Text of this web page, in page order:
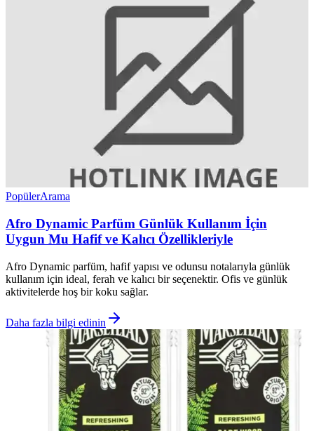
PopülerArama
Afro Dynamic Parfüm Günlük Kullanım İçin
Uygun Mu Hafif ve Kalıcı Özellikleriyle
Afro Dynamic parfüm, hafif yapısı ve odunsu notalarıyla günlük
kullanım için ideal, ferah ve kalıcı bir seçenektir. Ofis ve günlük
aktivitelerde hoş bir koku sağlar.
Daha fazla bilgi edinin